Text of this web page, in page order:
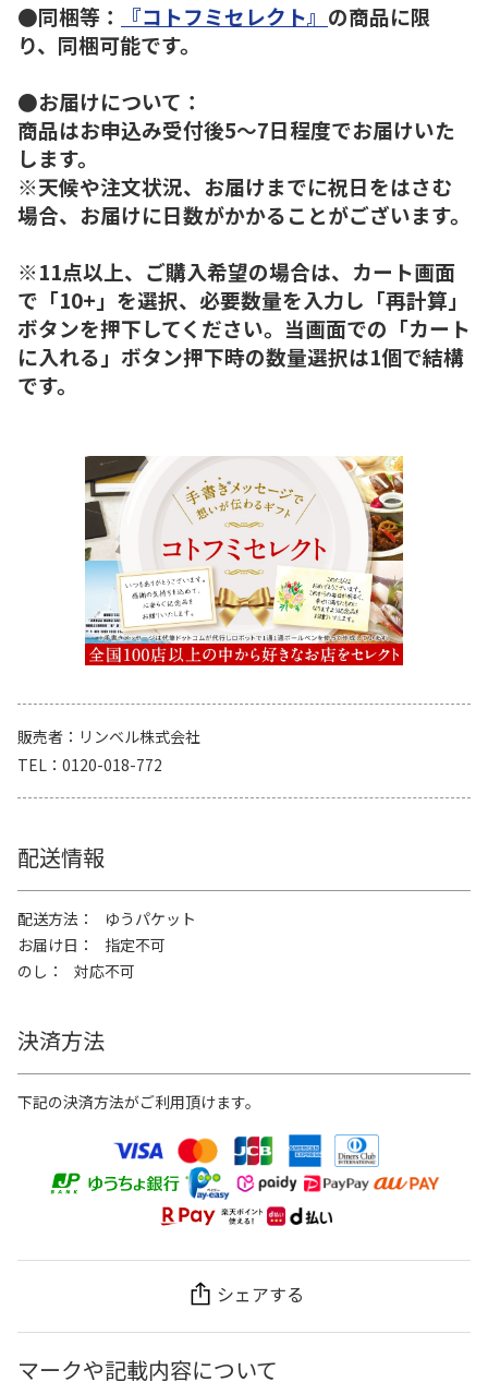
●同梱等：
『コトフミセレクト』 の商品に限
り、同梱可能です。
●お届けについて：
商品はお申込み受付後5～7日程度でお届けいた
します。
※天候や注文状況、お届けまでに祝日をはさむ
場合、お届けに日数がかかることがございます。
※11点以上、ご購入希望の場合は、カート画面
で「10+」を選択、必要数量を入力し「再計算」
ボタンを押下してください。当画面での「カート
に入れる」ボタン押下時の数量選択は1個で結構
です。
販売者
リンベル株式会社
TEL
0120-018-772
配送情報
配送方法
ゆうパケット
お届け日
指定不可
のし
対応不可
決済方法
下記の決済方法がご利用頂けます。
シェアする
マークや記載内容について